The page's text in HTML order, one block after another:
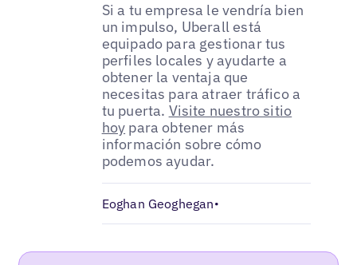
Si a tu empresa le vendría bien
un impulso, Uberall está
equipado para gestionar tus
perfiles locales y ayudarte a
obtener la ventaja que
necesitas para atraer tráfico a
tu puerta. Visite nuestro sitio
hoy para obtener más
información sobre cómo
podemos ayudar.
Eoghan Geoghegan•